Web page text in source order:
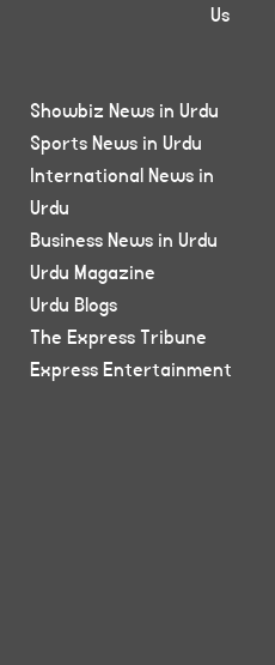
Us
Showbiz News in Urdu
Sports News in Urdu
International News in
Urdu
Business News in Urdu
Urdu Magazine
Urdu Blogs
The Express Tribune
Express Entertainment